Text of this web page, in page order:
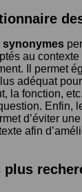
synonymes
au
Il permet
adéquat
la fonction,
Enfin,
d’éviter
afin
plus